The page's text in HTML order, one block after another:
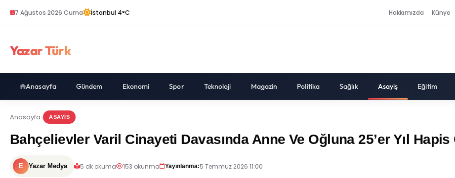
7 Ağustos 2026 Cuma İstanbul 4°C Hakkımızda Künye
Yazar Türk
Anasayfa Gündem Ekonomi Spor Teknoloji Magazin Politika Sağlık Asayiş Eğitim
Anasayfa ASAYIS
Bahçelievler Varil Cinayeti Davasında Anne Ve Oğluna 25’er Yıl Hapis
E Yazar Medya 5 dk okuma 153 okunma Yayınlanma:5 Temmuz 2026 11:00